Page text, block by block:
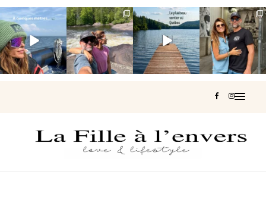
Voir une baleine
en photo, c’est
impressionnant
🐋...
Les Laurentides,
le Québec
version nature.
...
Et si je te disais
qu’il existe un
sentier où tu...
126 37
Montréal, une
très belle
surprise 🇨🇦
442